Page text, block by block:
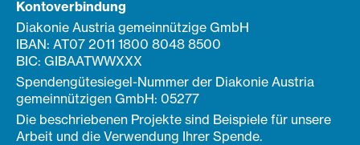
Kontoverbindung
Diakonie Austria gemeinnützige GmbH
IBAN: AT07 2011 1800 8048 8500
BIC: GIBAATWWXXX
Spendengütesiegel-Nummer der Diakonie Austria
gemeinnützigen GmbH: 05277
Die beschriebenen Projekte sind Beispiele für unsere
Arbeit und die Verwendung Ihrer Spende.